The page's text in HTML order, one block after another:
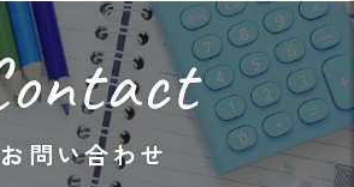
お問い合わせ